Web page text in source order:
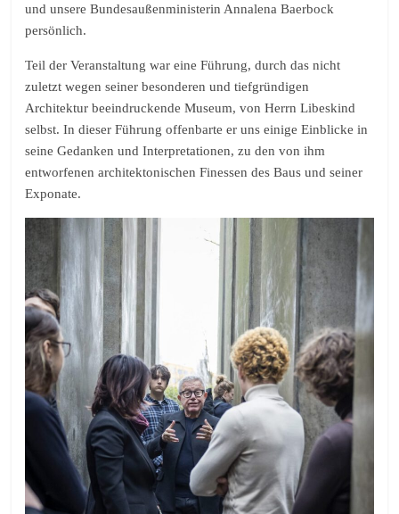
und unsere Bundesaußenministerin Annalena Baerbock
persönlich.
Teil der Veranstaltung war eine Führung, durch das nicht
zuletzt wegen seiner besonderen und tiefgründigen
Architektur beeindruckende Museum, von Herrn Libeskind
selbst. In dieser Führung offenbarte er uns einige Einblicke in
seine Gedanken und Interpretationen, zu den von ihm
entworfenen architektonischen Finessen des Baus und seiner
Exponate.